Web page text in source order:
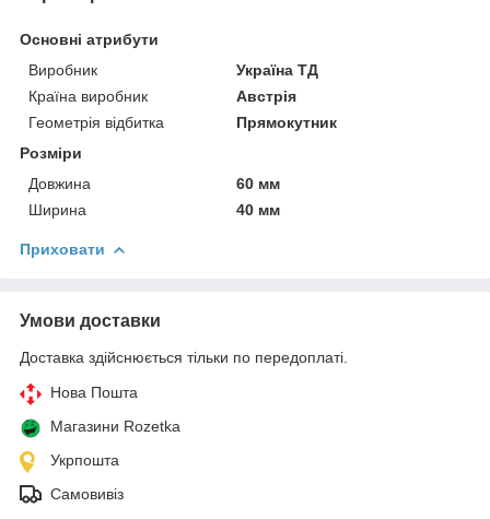
Основні атрибути
Виробник
Україна ТД
Країна виробник
Австрія
Геометрія відбитка
Прямокутник
Розміри
Довжина
60 мм
Ширина
40 мм
Приховати
Умови доставки
Доставка здійснюється тільки по передоплаті.
Нова Пошта
Магазини Rozetka
Укрпошта
Самовивіз